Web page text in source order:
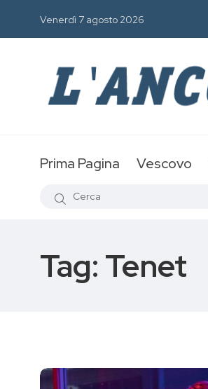
Venerdì 7 agosto 2026
Prima Pagina Vescovo
Tag: Tenet